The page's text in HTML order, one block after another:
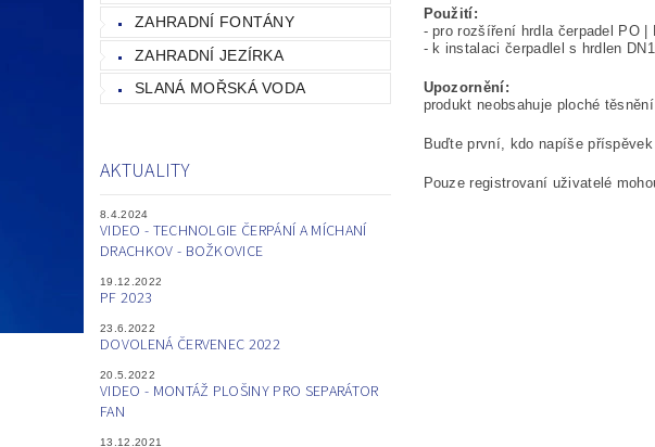
ZAHRADNÍ FONTÁNY
ZAHRADNÍ JEZÍRKA
SLANÁ MOŘSKÁ VODA
AKTUALITY
8.4.2024
VIDEO - TECHNOLGIE ČERPÁNÍ A MÍCHANÍ
DRACHKOV - BOŽKOVICE
19.12.2022
PF 2023
23.6.2022
DOVOLENÁ ČERVENEC 2022
20.5.2022
VIDEO - MONTÁŽ PLOŠINY PRO SEPARÁTOR
FAN
13.12.2021
Použití:
- pro rozšíření hrdla čerpadel PO |
- k instalaci čerpadlel s hrdlen
Upozornění:
produkt neobsahuje ploché
Buďte první, kdo napíše
Pouze registrovaní uživatelé